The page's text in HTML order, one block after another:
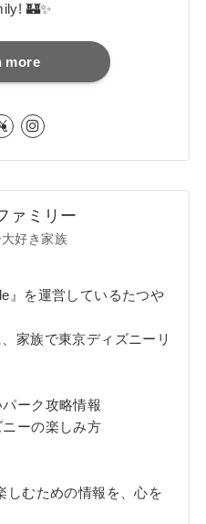
🏰✨
more
ァミリー
好き家族
』を運営しているたつや
家族で東京ディズニーリ
ーク攻略情報
ーの楽しみ方
しむための情報を、心を